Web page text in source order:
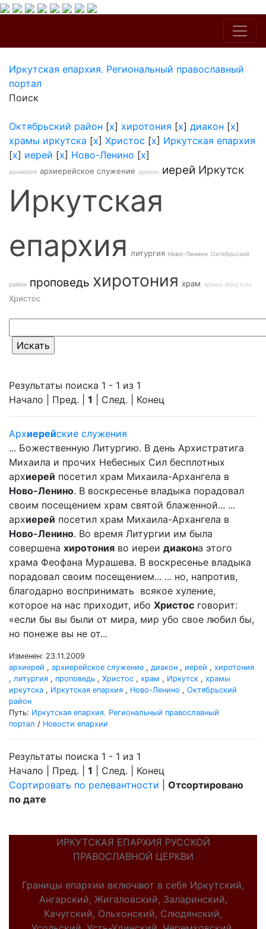
Иркутская епархия. Региональный православный
портал
Поиск
Октябрьский район [x] хиротония [x] диакон [x]
храмы иркутска [x] Христос [x] Иркутская епархия
[x] иерей [x] Ново-Ленино [x]
архиерей архиерейское служение диакон иерей Иркутск
Иркутская
епархия литургия Ново-Ленино Октябрьский
район проповедь хиротония храм храмы иркутска
Христос
Результаты поиска 1 - 1 из 1
Начало | Пред. | 1 | След. | Конец
Архиерейские служения
... Божественную Литургию. В день Архистратига
Михаила и прочих Небесных Сил бесплотных
архиерей посетил храм Михаила-Архангела в
Ново-Ленино. В воскресенье владыка порадовал
своим посещением храм святой блаженной... ...
архиерей посетил храм Михаила-Архангела в
Ново-Ленино. Во время Литургии им была
совершена хиротония во иереи диакона этого
храма Феофана Мурашева. В воскресенье владыка
порадовал своим посещением... ... но, напротив,
благодарно воспринимать всякое хуление,
которое на нас приходит, ибо Христос говорит:
«если бы вы были от мира, мир убо свое любил бы,
но понеже вы не от...
Изменен: 23.11.2009
архиерей , архиерейское служение , диакон , иерей , хиротония
, литургия , проповедь , Христос , храм , Иркутск , храмы
иркутска , Иркутская епархия , Ново-Ленино , Октябрьский
район
Путь: Иркутская епархия. Региональный православный
портал / Новости епархии
Результаты поиска 1 - 1 из 1
Начало | Пред. | 1 | След. | Конец
Сортировать по релевантности
Отсортировано
по дате
ИРКУТСКАЯ ЕПАРХИЯ РУССКОЙ
ПРАВОСЛАВНОЙ ЦЕРКВИ
Границы епархии включают в себя Иркутский,
Ангарский, Жигаловский, Заларинский,
Качугский, Ольхонский, Слюдянский,